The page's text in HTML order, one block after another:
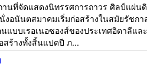
นที่จัดแสดงนิทรรศการถาวร ศิลป์แผ่
งอนันตสมาคมเริ่มก่อสร้างในสมัยรัชก
แบบเรอเนอซองส์ของประเทศอิตาลีแ
สร้างทั้งสิ้นแปดปี ภ...